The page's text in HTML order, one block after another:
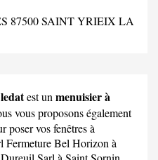
87500 SAINT YRIEIX LA
est un menuisier à
vous proposons également
poser vos fenêtres à
Fermeture Bel Horizon à